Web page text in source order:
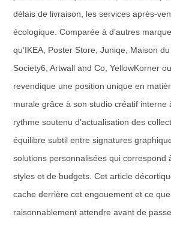
délais de livraison, les services après-
écologique. Comparée à d’autres
qu’IKEA, Poster Store, Juniqe, Maison
Society6, Artwall and Co, YellowKorner
revendique une position unique en
murale grâce à son studio créatif interne
rythme soutenu d’actualisation des
équilibre subtil entre signatures
solutions personnalisées qui correspond
styles et de budgets. Cet article
cache derrière cet engouement et ce
raisonnablement attendre avant de